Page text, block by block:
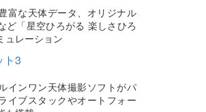
富な天体データ、オリジナル
ど「星空ひろがる 楽しさひろ
ュレーション
ト3
インワン天体撮影ソフトがパ
イブスタックやオートフォー